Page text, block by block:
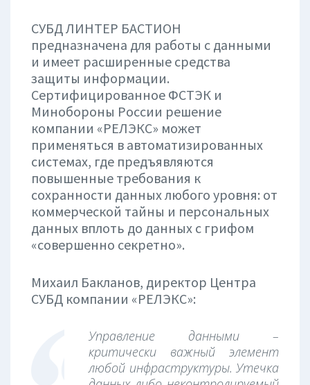
СУБД ЛИНТЕР БАСТИОН
предназначена для работы с данными
и имеет расширенные средства
защиты информации.
Сертифицированное ФСТЭК и
Минобороны России решение
компании «РЕЛЭКС» может
применяться в автоматизированных
системах, где предъявляются
повышенные требования к
сохранности данных любого уровня: от
коммерческой тайны и персональных
данных вплоть до данных с грифом
«совершенно секретно».
Михаил Бакланов, директор Центра
СУБД компании «РЕЛЭКС»:
Управление данными –
критически важный элемент
любой инфраструктуры. Утечка